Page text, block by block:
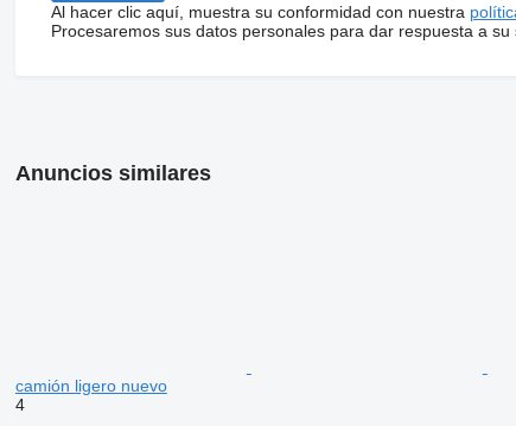
Al hacer clic aquí, muestra su conformidad con nuestra
Procesaremos sus datos personales para dar respuesta a su
Anuncios similares
camión ligero nuevo
4